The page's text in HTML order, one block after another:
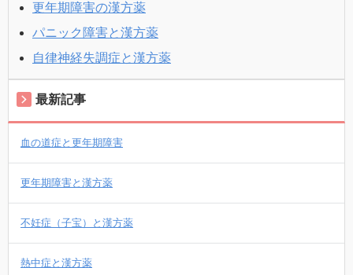
更年期障害の漢方薬
パニック障害と漢方薬
自律神経失調症と漢方薬
最新記事
血の道症と更年期障害
更年期障害と漢方薬
不妊症（子宝）と漢方薬
熱中症と漢方薬